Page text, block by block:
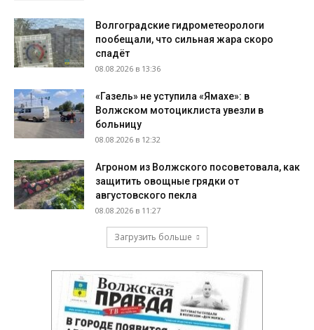
Волгоградские гидрометеорологи
пообещали, что сильная жара скоро
спадёт
08.08.2026 в 13:36
«Газель» не уступила «Ямахе»: в
Волжском мотоциклиста увезли в
больницу
08.08.2026 в 12:32
Агроном из Волжского посоветовала, как
защитить овощные грядки от
августовского пекла
08.08.2026 в 11:27
Загрузить больше